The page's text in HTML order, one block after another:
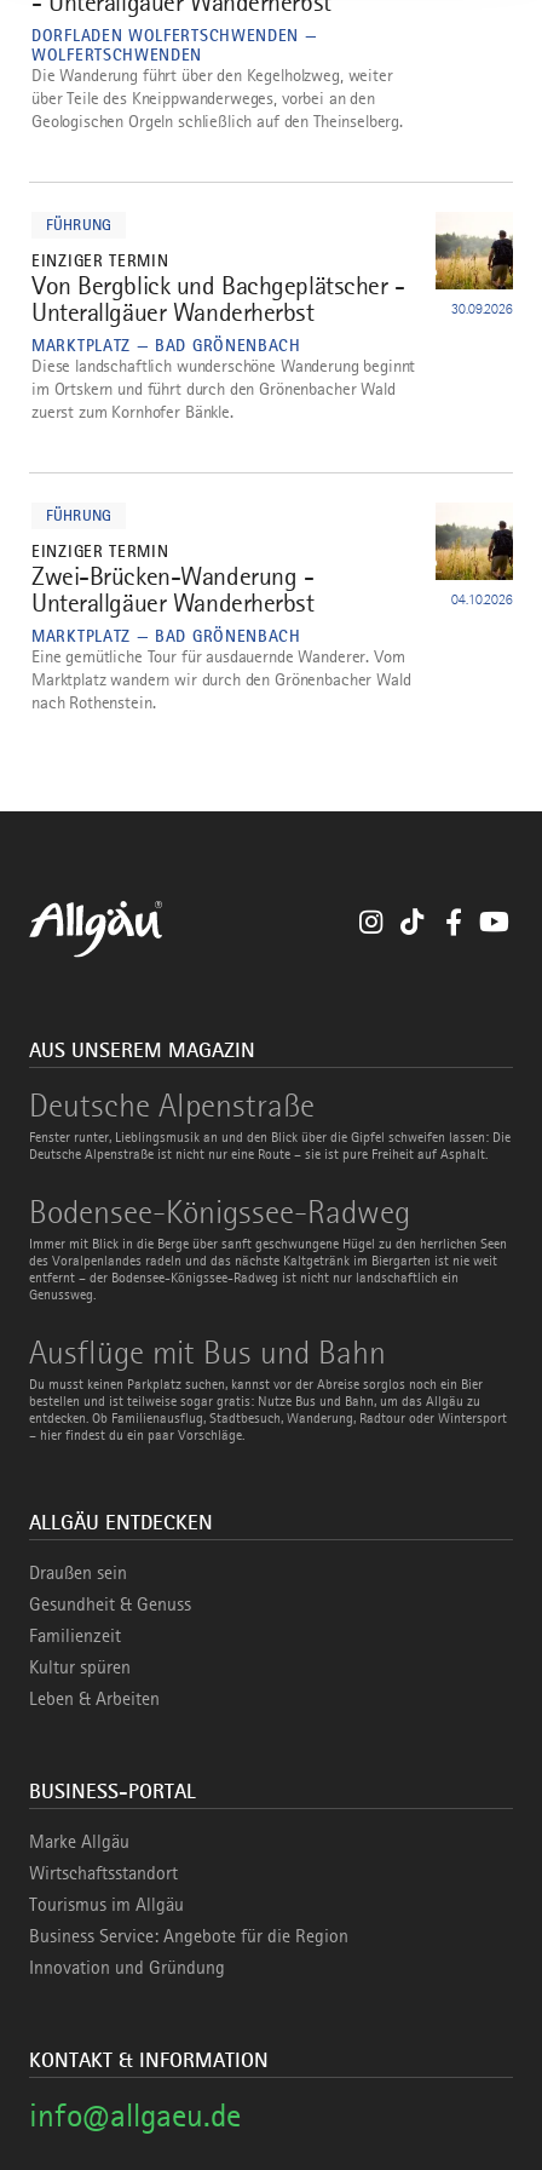
DORFLADEN WOLFERTSCHWENDEN —
WOLFERTSCHWENDEN
Die Wanderung führt über den Kegelholzweg, weiter
über Teile des Kneippwanderweges, vorbei an den
Geologischen Orgeln schließlich auf den Theinselberg.
FÜHRUNG
EINZIGER TERMIN
4
Von Bergblick und Bachgeplätscher -
Unterallgäuer Wanderherbst
MARKTPLATZ — BAD GRÖNENBACH
30.09.2026
Diese landschaftlich wunderschöne Wanderung beginnt
im Ortskern und führt durch den Grönenbacher Wald
zuerst zum Kornhofer Bänkle.
FÜHRUNG
EINZIGER TERMIN
5
Zwei-Brücken-Wanderung -
Unterallgäuer Wanderherbst
MARKTPLATZ — BAD GRÖNENBACH
04.10.2026
Eine gemütliche Tour für ausdauernde Wanderer. Vom
Marktplatz wandern wir durch den Grönenbacher Wald
nach Rothenstein.
InstagramTikTok
AUS UNSEREM MAGAZIN
Deutsche Alpenstraße
Fenster runter, Lieblingsmusik an und den Blick über die Gipfel schweifen lassen: Die
Deutsche Alpenstraße ist nicht nur eine Route – sie ist pure Freiheit auf Asphalt.
Deutsche
Alpenstraße
Bodensee-Königssee-Radweg
Immer mit Blick in die Berge über sanft geschwungene Hügel zu den herrlichen Seen
des Voralpenlandes radeln und das nächste Kaltgetränk im Biergarten ist nie weit
entfernt – der Bodensee-Königssee-Radweg ist nicht nur landschaftlich ein
Genussweg.
Bodensee-
Königssee-
Radweg
Ausflüge mit Bus und Bahn
Du musst keinen Parkplatz suchen, kannst vor der Abreise sorglos noch ein Bier
bestellen und ist teilweise sogar gratis: Nutze Bus und Bahn, um das Allgäu zu
entdecken. Ob Familienausflug, Stadtbesuch, Wanderung, Radtour oder Wintersport
– hier findest du ein paar Vorschläge.
Ausflüge
mit
Bus
und
Bahn
ALLGÄU ENTDECKEN
Draußen sein
Gesundheit & Genuss
Familienzeit
Kultur spüren
Leben & Arbeiten
BUSINESS-PORTAL
Marke Allgäu
Wirtschaftsstandort
Tourismus im Allgäu
Business Service: Angebote für die Region
Innovation und Gründung
KONTAKT & INFORMATION
info@allgaeu.de